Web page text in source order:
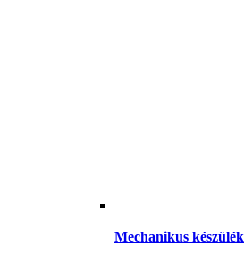
Mechanikus